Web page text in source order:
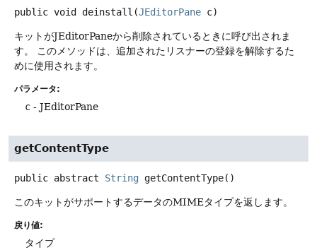
public void deinstall (JEditorPane c)
キットがJEditorPaneから削除されているときに呼び出されま
す。
このメソッドは、追加されたリスナーの登録を解除するた
めに使用されます。
パラメータ:
c - JEditorPane
getContentType
public abstract String getContentType()
このキットがサポートするデータのMIMEタイプを返します。
戻り値:
タイプ